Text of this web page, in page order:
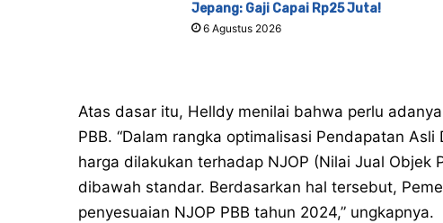
Jepang: Gaji Capai Rp25 Juta!
6 Agustus 2026
Atas dasar itu, Helldy menilai bahwa perlu
PBB. “Dalam rangka optimalisasi Pendapatan
harga dilakukan terhadap NJOP (Nilai Jual Objek
dibawah standar. Berdasarkan hal tersebut,
penyesuaian NJOP PBB tahun 2024,” ungkapnya.